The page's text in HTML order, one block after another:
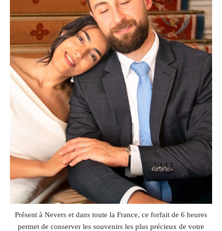
Présent à Nevers et dans toute la France, ce forfait de 6 heures
permet de conserver les souvenirs les plus précieux de votre